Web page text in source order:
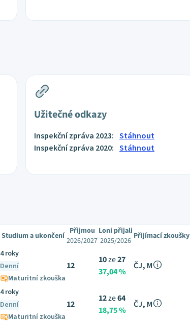
Užitečné odkazy
Inspekční zpráva 2023: Stáhnout
Inspekční zpráva 2020: Stáhnout
Studium a ukončení Přijmou
2026/2027
Loni přijali
2025/2026 Přijímací zkoušky
4 roky
Denní
Maturitní zkouška
12
10ze27
37,04 %
ČJ, M
4 roky
Denní
Maturitní zkouška
12
12ze64
18,75 %
ČJ, M